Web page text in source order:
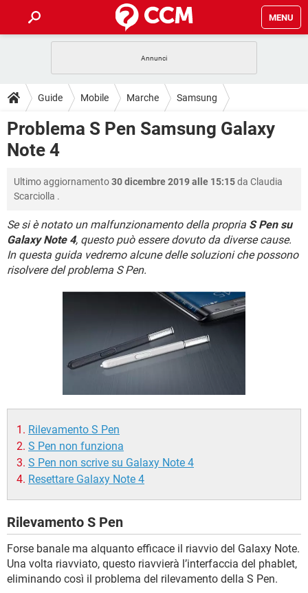
MENU
INTRATTENIMENTO ANDROID
iOS WINDOWS 10
INSTAGRAM
HARDWARE
GUIDE
COVID-19 GAMING
INTRATTENIMENTO ANDROID
INSTAGRAM WHATSAPP
HARDWARE
DOWNLOAD
COVID-19
iOS
INSTAGRAM WHATSAPP
TIKTOK FACEBOOK
HARDWARE
FORUM
COVID-19 GAMING
iOS WINDOWS 10
INSTAGRAM WHATSAPP
TIKTOK
GLOSSARIO
COVID-19 GAMING
INTRATTENIMENTO ANDROID
iOS
FACEBOOK
Guide Mobile Marche Samsung
Problema S Pen Samsung Galaxy
Note 4
Ultimo aggiornamento30 dicembre 2019 alle 15:15da Claudia
Scarciolla .
Se si è notato un malfunzionamento della propria S Pen su
Galaxy Note 4, questo può essere dovuto da diverse cause.
In questa guida vedremo alcune delle soluzioni che possono
risolvere del problema S Pen.
Rilevamento S Pen
S Pen non funziona
S Pen non scrive su Galaxy Note 4
Resettare Galaxy Note 4
Rilevamento S Pen
Forse banale ma alquanto efficace il riavvio del Galaxy Note.
Una volta riavviato, questo riavvierà l’interfaccia del phablet,
eliminando così il problema del rilevamento della S Pen.